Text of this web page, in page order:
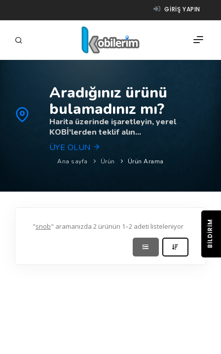
GIRIŞ YAPIN
FIRMALAR
ÜRÜNLER
NASIL ÇALIŞIR?
YARDIM
Aradığınız ürünü
bulamadınız mı?
Harita üzerinde işaretleyin, yerel
KOBİ'lerden teklif alın...
ÜYE OLUN
Ana sayfa Ürün Ürün Arama
"snob" aramanızda 2 ürünün 1–2 adeti listeleniyor BILDIRIM